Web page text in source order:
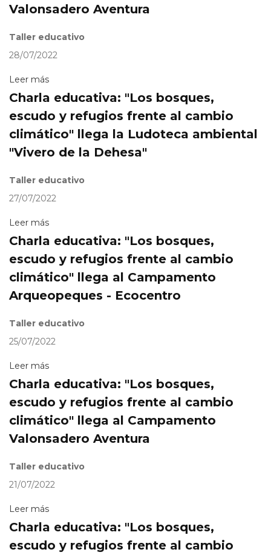
Valonsadero Aventura
Taller educativo
28/07/2022
Leer más
Charla educativa: "Los bosques,
escudo y refugios frente al cambio
climático" llega la Ludoteca ambiental
"Vivero de la Dehesa"
Taller educativo
27/07/2022
Leer más
Charla educativa: "Los bosques,
escudo y refugios frente al cambio
climático" llega al Campamento
Arqueopeques - Ecocentro
Taller educativo
25/07/2022
Leer más
Charla educativa: "Los bosques,
escudo y refugios frente al cambio
climático" llega al Campamento
Valonsadero Aventura
Taller educativo
21/07/2022
Leer más
Charla educativa: "Los bosques,
escudo y refugios frente al cambio